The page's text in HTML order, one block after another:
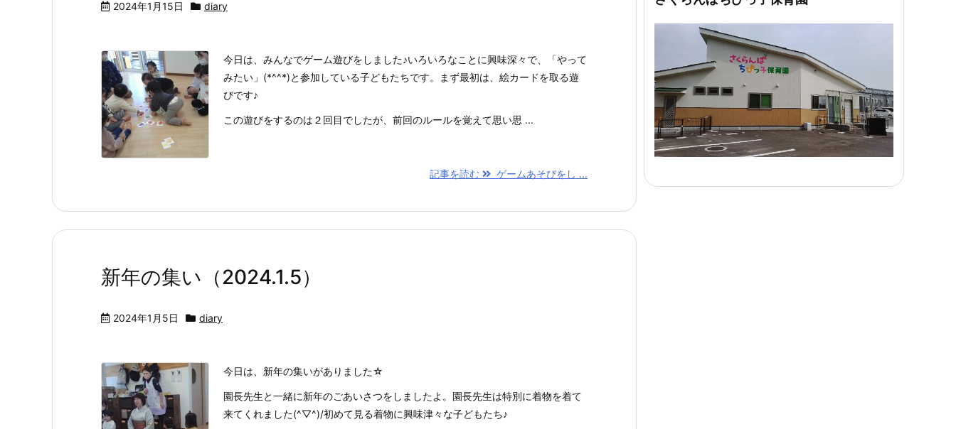
2024年1月15日 diary
今日は、みんなでゲーム遊びをしました♪いろいろなことに興味深々で、「やって
みたい」(*^^*)と参加している子どもたちです。まず最初は、絵カードを取る遊
びです♪
この遊びをするのは２回目でしたが、前回のルールを覚えて思い思 ...
記事を読む ゲームあそびをし ...
新年の集い（2024.1.5）
2024年1月5日 diary
今日は、新年の集いがありました☆
園長先生と一緒に新年のごあいさつをしましたよ。園長先生は特別に着物を着て
来てくれました(^▽^)/初めて見る着物に興味津々な子どもたち♪